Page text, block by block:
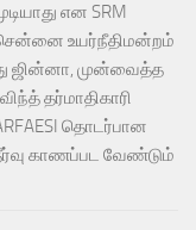
என SRM
உயர்நீதிமன்றம்
ஜின்னா, முன்வைத்த
தர்மாதிகாரி
தொடர்பான
காணப்பட வேண்டும்